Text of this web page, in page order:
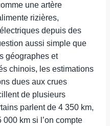
une artère
rizières,
depuis des
aussi simple que
géographes et
chinois, les estimations
dues aux crues
de plusieurs
parlent de 4 350 km,
000 km si l’on compte